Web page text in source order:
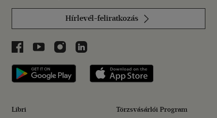
Hírlevél-feliratkozás
Libri a Facebookon
Libri a Youtube-on
Libri az Instagramon
Libri a LinkedInen
Libri applikáció Szerezd meg: Google
Libri Törzsvásárlói Program